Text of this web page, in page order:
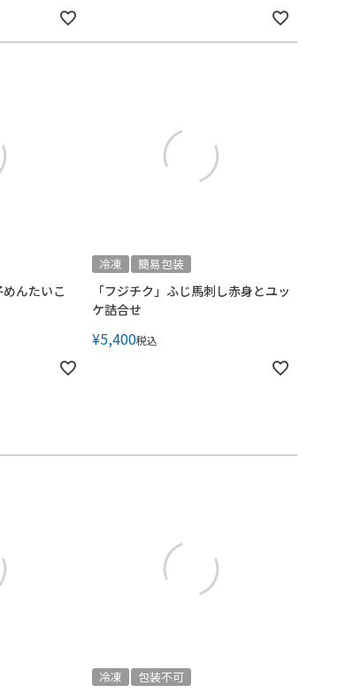
めんたいこ
冷凍 簡易包装
「フジチク」ふじ馬刺し赤身とユッ
ケ詰合せ
¥5,400税込
冷凍 包装不可